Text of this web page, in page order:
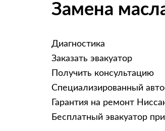
Замена
Диагностика
Заказать эвакуатор
Получить консультацию
Специализированный
Гарантия на ремонт
Бесплатный эвакуатор